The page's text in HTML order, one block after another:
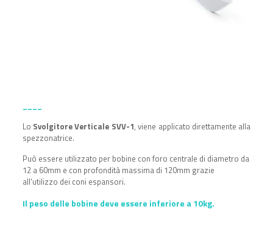
Lo Svolgitore Verticale SVV-1, viene applicato direttamente alla
spezzonatrice.
Può essere utilizzato per bobine con foro centrale di diametro da
12 a 60mm e con profondità massima di 120mm grazie
all’utilizzo dei coni espansori.
Il peso delle bobine deve essere inferiore a 10kg.